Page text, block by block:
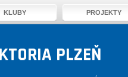
PLZEŇ
KLUBY PROJEKTY